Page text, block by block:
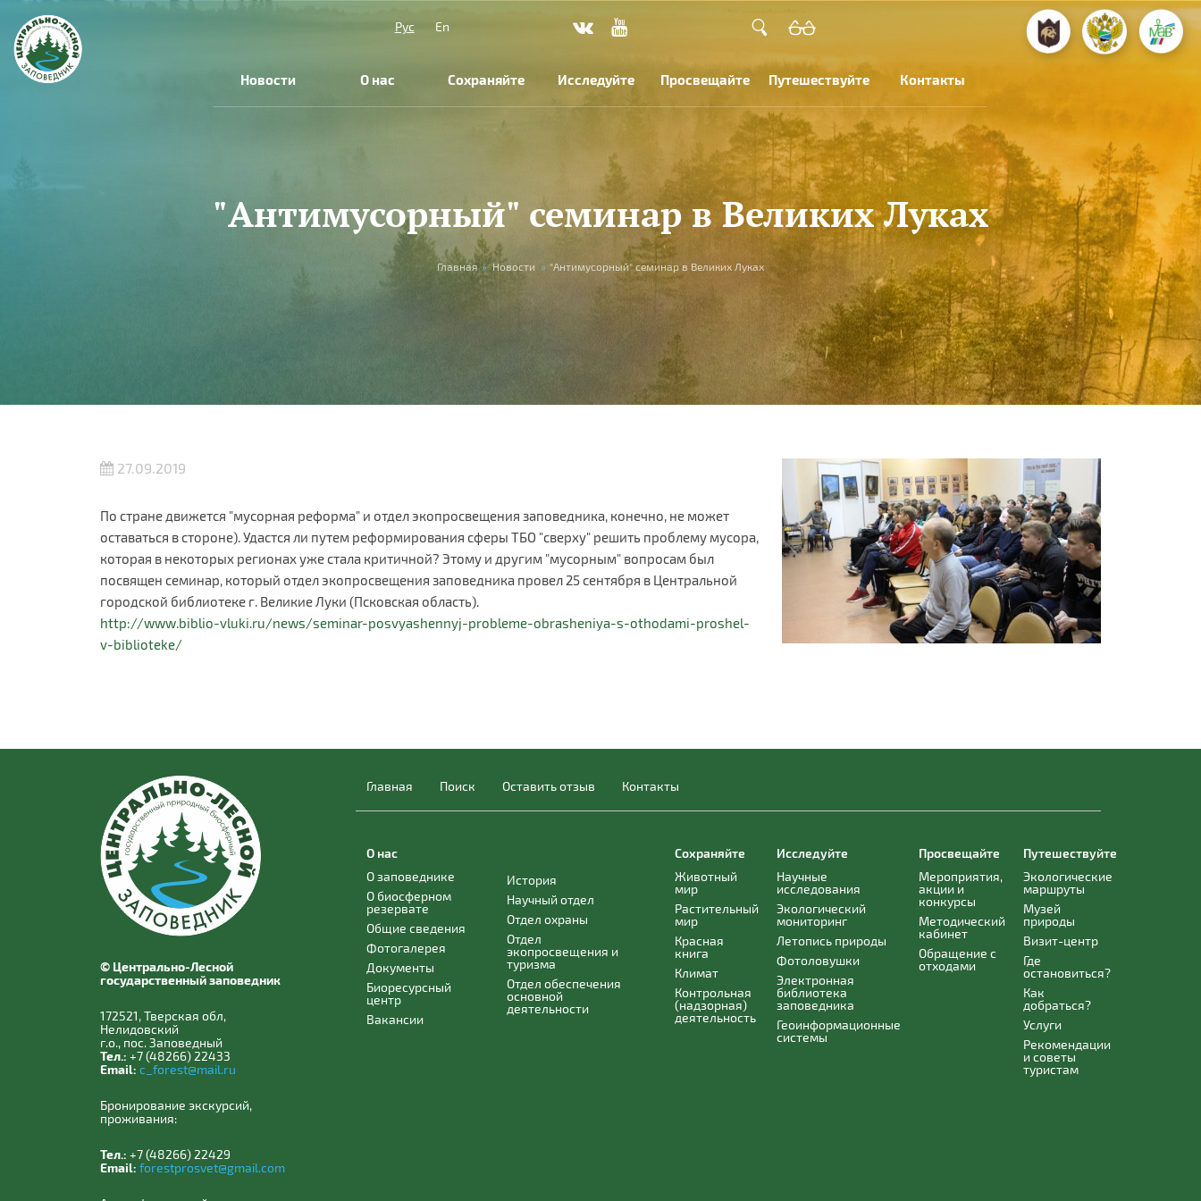
Рус
En
Новости О нас Сохраняйте Исследуйте Просвещайте Путешествуйте Контакты
"Антимусорный" семинар в Великих Луках
Главная » Новости » "Антимусорный" семинар в Великих Луках
27.09.2019
По стране движется "мусорная реформа" и отдел экопросвещения заповедника, конечно, не может
оставаться в стороне). Удастся ли путем реформирования сферы ТБО "сверху" решить проблему мусора,
которая в некоторых регионах уже стала критичной? Этому и другим "мусорным" вопросам был
посвящен семинар, который отдел экопросвещения заповедника провел 25 сентября в Центральной
городской библиотеке г. Великие Луки (Псковская область).
http://www.biblio-vluki.ru/news/seminar-posvyashennyj-probleme-obrasheniya-s-othodami-proshel-
v-biblioteke/
© Центрально-Лесной
государственный заповедник
172521, Тверская обл,
Нелидовский
г.о., пос. Заповедный
Тел.: +7 (48266) 22433
Email: c_forest@mail.ru
Бронирование экскурсий,
проживания:
Тел.: +7 (48266) 22429
Email: forestprosvet@gmail.com
Главная Поиск Оставить отзыв Контакты
О нас
О заповеднике
О биосферном
резервате
Общие сведения
Фотогалерея
Документы
Биоресурсный
центр
Вакансии
История
Научный отдел
Отдел охраны
Отдел
экопросвещения и
туризма
Отдел обеспечения
основной
деятельности
Сохраняйте
Животный
мир
Растительный
мир
Красная
книга
Климат
Контрольная
(надзорная)
деятельность
Исследуйте
Научные
исследования
Экологический
мониторинг
Летопись природы
Фотоловушки
Электронная
библиотека
заповедника
Геоинформационные
системы
Просвещайте
Мероприятия,
акции и
конкурсы
Методический
кабинет
Обращение с
отходами
Путешествуйте
Экологические
маршруты
Музей
природы
Визит-центр
Где
остановиться?
Как
добраться?
Услуги
Рекомендации
и советы
туристам